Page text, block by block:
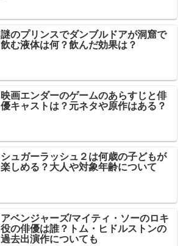
謎のプリンスでダンブルドアが洞窟で
飲む液体は何？飲んだ効果は？
映画エンダーのゲームのあらすじと俳
優キャストは？元ネタや原作はある？
シュガーラッシュ２は何歳の子どもが
楽しめる？大人や対象年齢について
アベンジャーズ/マイティ・ソーのロキ
役の俳優は誰？トム・ヒドルストンの
過去出演作についても